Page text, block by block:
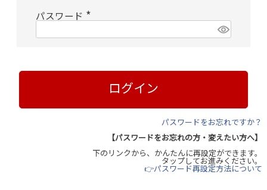
パスワード
(
ログイン
パスワードをお忘れですか？
【パスワードをお忘れの方・変えたい方へ】
下のリンクから、かんたんに再設定ができます。
タップしてお進みください。
👉パスワード再設定方法について